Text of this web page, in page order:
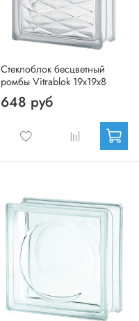
Стеклоблок бесцветный
ромбы Vitrablok 19х19х8
648 руб